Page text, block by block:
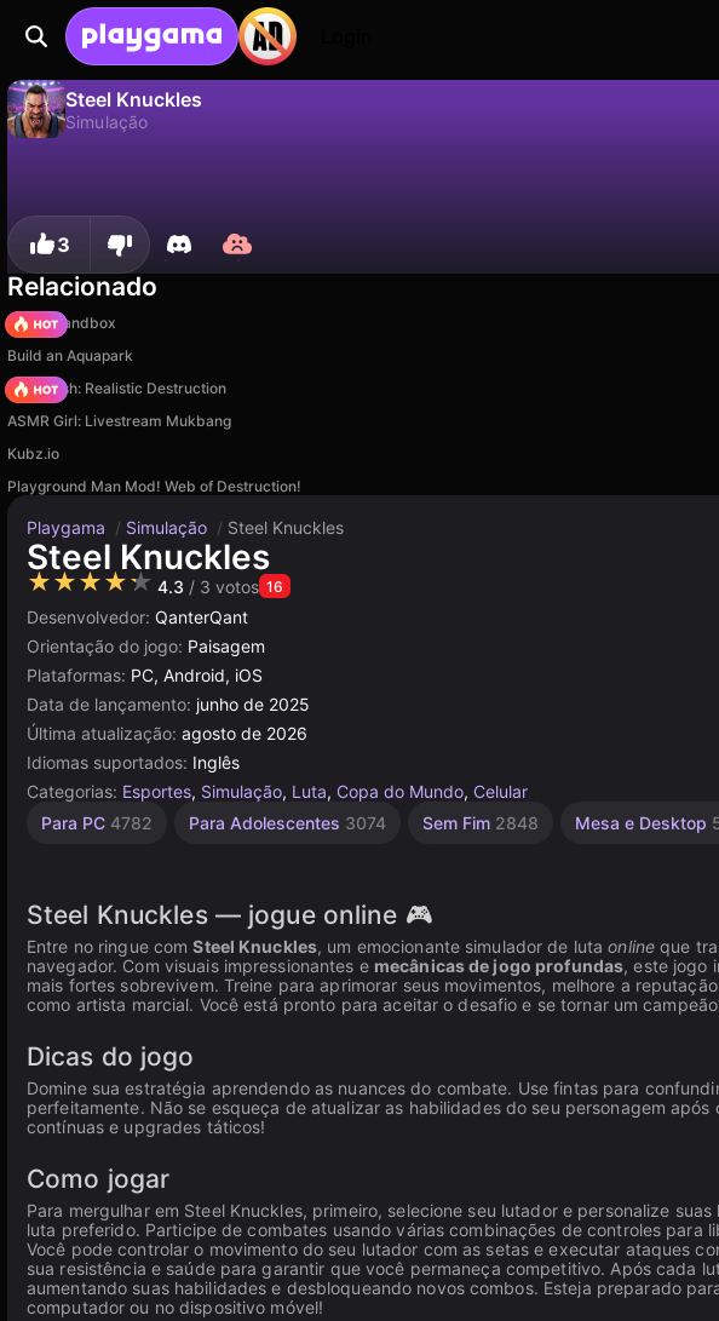
Steel Knuckles
Simulação
3
Relacionado
Melon Sandbox
Build an Aquapark
Car Crush: Realistic Destruction
ASMR Girl: Livestream Mukbang
Kubz.io
Playground Man Mod! Web of Destruction!
Playgama / Simulação / Steel Knuckles
Steel Knuckles
★★★★★ 4.3 / 3 votos 16
Desenvolvedor: QanterQant
Orientação do jogo: Paisagem
Plataformas: PC, Android, iOS
Data de lançamento: junho de 2025
Última atualização: agosto de 2026
Idiomas suportados: Inglês
Categorias: Esportes, Simulação, Luta, Copa do Mundo, Celular
Para PC 4782 Para Adolescentes 3074 Sem Fim 2848 Mesa e Desktop
Navegador
Steel Knuckles — jogue online 🎮
Entre no ringue comSteel Knuckles, um emocionante simulador de lutaonline que
navegador. Com visuais impressionantes e mecânicas de jogo profundas, este jogo
mais fortes sobrevivem. Treine para aprimorar seus movimentos, melhore a
como artista marcial. Você está pronto para aceitar o desafio e se tornar um
Dicas do jogo
Domine sua estratégia aprendendo as nuances do combate. Use fintas para
perfeitamente. Não se esqueça de atualizar as habilidades do seu personagem
contínuas e upgrades táticos!
Como jogar
Para mergulhar em Steel Knuckles, primeiro, selecione seu lutador e personalize
luta preferido. Participe de combates usando várias combinações de controles para
Você pode controlar o movimento do seu lutador com as setas e executar ataques
sua resistência e saúde para garantir que você permaneça competitivo. Após cada
aumentando suas habilidades e desbloqueando novos combos. Esteja preparado
computador ou no dispositivo móvel!